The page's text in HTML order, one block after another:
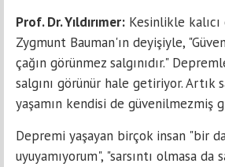
Prof. Dr. Yıldırımer: Kesinlikle
Zygmunt Bauman'ın deyişiyle,
çağın görünmez salgınıdır."
salgını görünür hale getiriyor. Artık
yaşamın kendisi de güvenilmezmiş
Depremi yaşayan birçok insan "bir
uyuyamıyorum", "sarsıntı olmasa da